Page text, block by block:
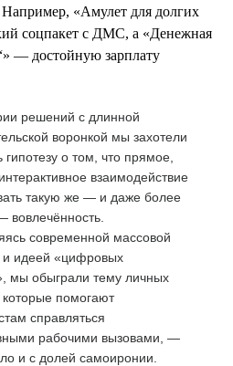
«Амулет для долгих
соцпакет с ДМС, а «Денежная
— достойную зарплату
решений с длинной
воронкой мы захотели
гипотезу о том, что прямое,
взаимодействие
такую же — и даже более
вовлечённость.
современной массовой
и идеей «цифровых
мы обыграли тему личных
которые помогают
справляться
рабочими вызовами, —
и с долей самоиронии.